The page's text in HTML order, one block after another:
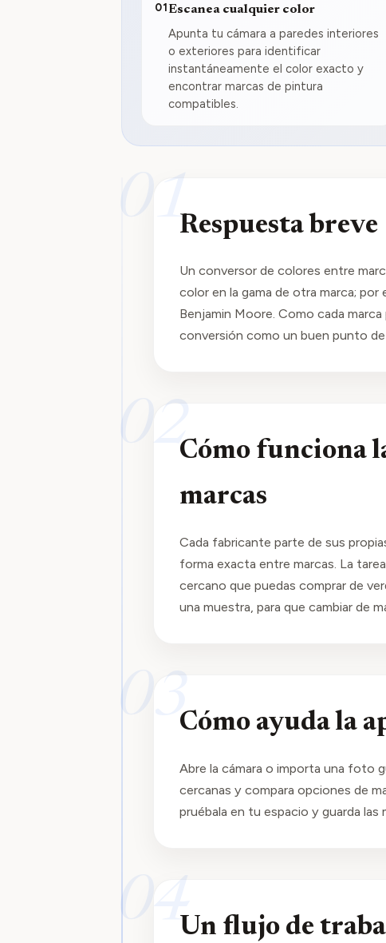
01 Escanea cualquier color
Apunta tu cámara a paredes interiores
o exteriores para identificar
instantáneamente el color exacto y
encontrar marcas de pintura
compatibles.
01Respuesta breve
Un conversor de colores entre
color en la gama de otra marca;
Benjamin Moore. Como cada
conversión como un buen punto
02Cómo funciona
marcas
Cada fabricante parte de sus
forma exacta entre marcas. La
cercano que puedas comprar de
una muestra, para que cambiar de
03Cómo ayuda la
Abre la cámara o importa una foto
cercanas y compara opciones de
pruébala en tu espacio y guarda las
04Un flujo de